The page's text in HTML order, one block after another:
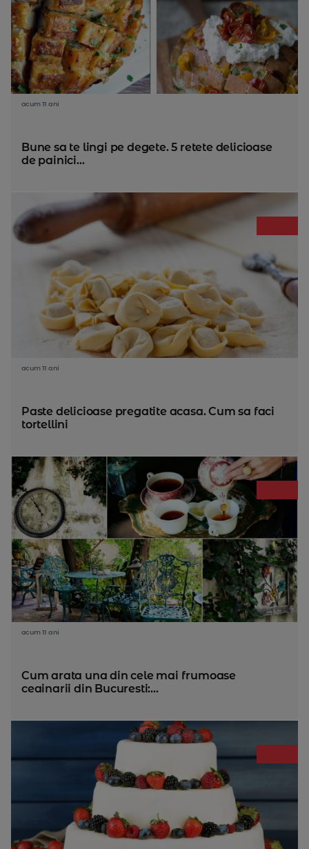
acum 11 ani
Bune sa te lingi pe degete. 5 retete delicioase
de painici...
acum 11 ani
Paste delicioase pregatite acasa. Cum sa faci
tortellini
acum 11 ani
Cum arata una din cele mai frumoase
ceainarii din Bucuresti:...